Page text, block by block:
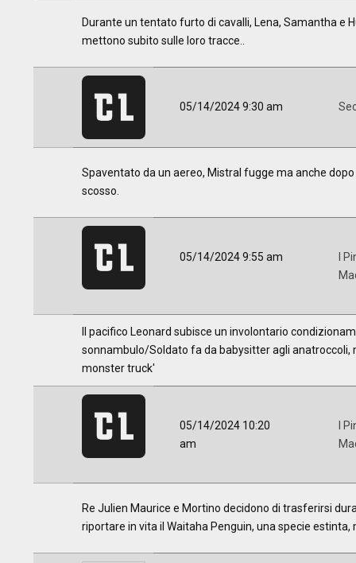
Durante un tentato furto di cavalli, Lena, Samantha e
mettono subito sulle loro tracce..
05/14/2024 9:30 am
Spaventato da un aereo, Mistral fugge ma anche
scosso.
05/14/2024 9:55 am
I
Il pacifico Leonard subisce un involontario
sonnambulo/Soldato fa da babysitter agli
monster truck'
05/14/2024 10:20
am
I
Re Julien Maurice e Mortino decidono di trasferirsi
riportare in vita il Waitaha Penguin, una specie